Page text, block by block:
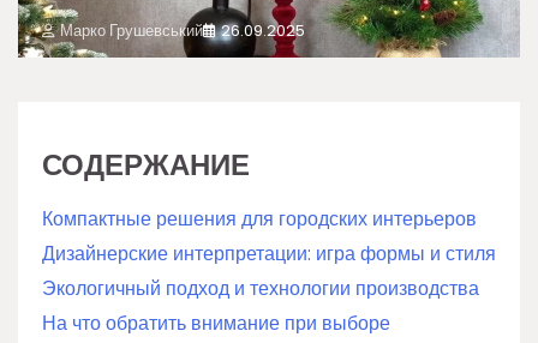
Марко Грушевський 26.09.2025
СОДЕРЖАНИЕ
Компактные решения для городских интерьеров
Дизайнерские интерпретации: игра формы и стиля
Экологичный подход и технологии производства
На что обратить внимание при выборе